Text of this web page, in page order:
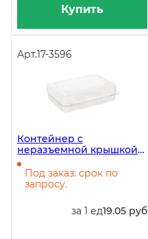
Купить
Арт.17-3596
Контейнер с
неразъемной крышкой
ФП-К30/Т, 2090 мл,
240х172х71 мм, 400 штук в
коробке
Под заказ: срок по
запросу.
за 1 ед19.05 руб